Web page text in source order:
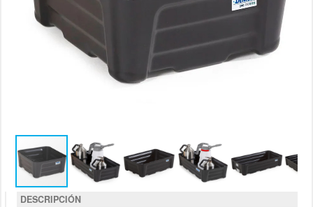
DESCRIPCIÓN